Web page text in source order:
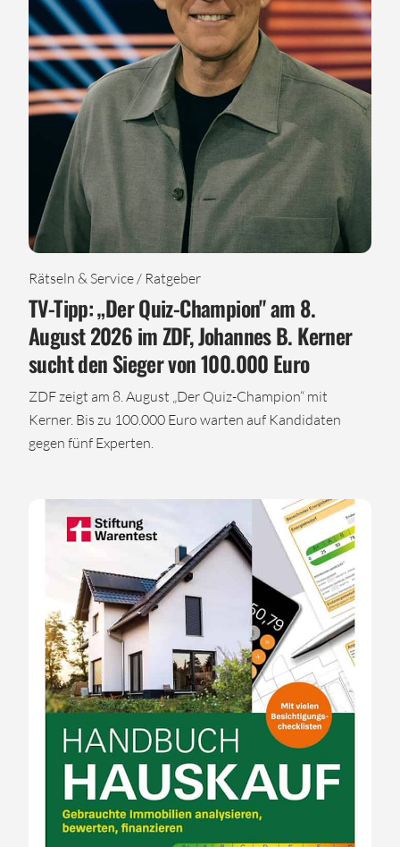
Rätseln & Service / Ratgeber
TV-Tipp: „Der Quiz-Champion" am 8.
August 2026 im ZDF, Johannes B. Kerner
sucht den Sieger von 100.000 Euro
ZDF zeigt am 8. August „Der Quiz-Champion“ mit
Kerner. Bis zu 100.000 Euro warten auf Kandidaten
gegen fünf Experten.